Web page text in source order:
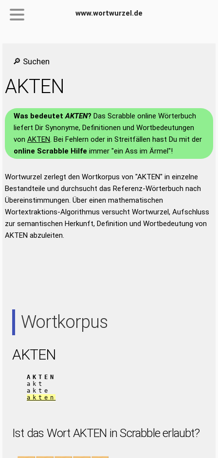
www.wortwurzel.de
🔎 Suchen
AKTEN
Was bedeutetAKTEN? Das Scrabble online Wörterbuch
liefert Dir Synonyme, Definitionen und Wortbedeutungen
von AKTEN. Bei Fehlern oder in Streitfällen hast Du mit der
online Scrabble Hilfe immer "ein Ass im Ärmel"!
Wortwurzel zerlegt den Wortkorpus von "AKTEN" in einzelne
Bestandteile und durchsucht das Referenz-Wörterbuch nach
Übereinstimmungen. Über einen mathematischen
Wortextraktions-Algorithmus versucht Wortwurzel, Aufschluss
zur semantischen Herkunft, Definition und Wortbedeutung von
AKTEN abzuleiten.
Wortkorpus
AKTEN
AKTEN
akt
akte
akten
Ist das Wort AKTEN in Scrabble erlaubt?